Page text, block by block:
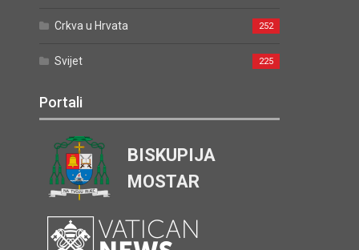
Crkva u Hrvata 252
Svijet 225
Portali
BISKUPIJA
MOSTAR